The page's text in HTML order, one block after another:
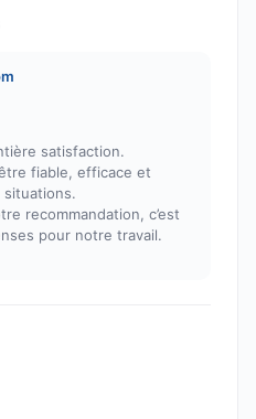
satisfaction.
fiable, efficace et
situations.
recommandation, c’est
pour notre travail.